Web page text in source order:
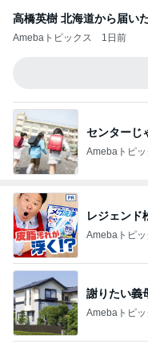
高橋英樹 北海道から届い
Amebaトピックス 1日前
センターじ
Amebaトピッ
レジェンド
Amebaトピッ
謝りたい義
Amebaトピッ